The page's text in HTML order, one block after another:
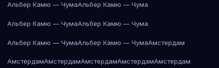
Альбер Камю — ЧумаАльбер Камю — Чума
Альбер Камю — ЧумаАльбер Камю — Чума
Альбер Камю — ЧумаАльбер Камю — ЧумаАмстердам
АмстердамАмстердамАмстердамАмстердамАмстердам